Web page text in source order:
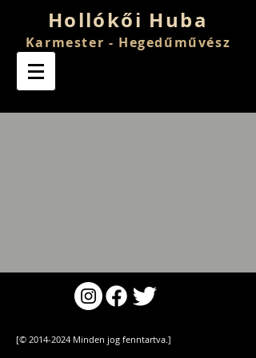
Hollókői Huba
Karmester - Hegedűművész
[© 2014-2024 Minden jog fenntartva.]